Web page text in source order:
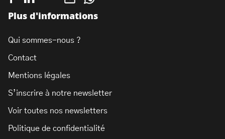
Plus d'informations
Qui sommes-nous ?
Contact
Mentions légales
S’inscrire à notre newsletter
Voir toutes nos newsletters
Politique de confidentialité